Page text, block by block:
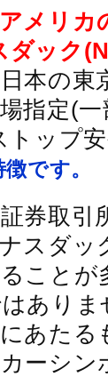
アメリカ
ダック
本の東
指定(
トップ
です。
券取引
スダッ
こと
ありま
あた
ーシ